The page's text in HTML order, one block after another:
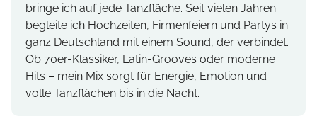
bringe ich auf jede Tanzfläche. Seit vielen Jahren
begleite ich Hochzeiten, Firmenfeiern und Partys in
ganz Deutschland mit einem Sound, der verbindet.
Ob 70er-Klassiker, Latin-Grooves oder moderne
Hits – mein Mix sorgt für Energie, Emotion und
volle Tanzflächen bis in die Nacht.